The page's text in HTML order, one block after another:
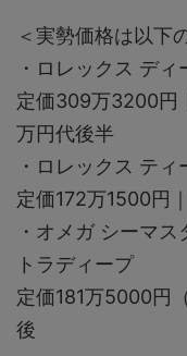
＜実勢価格は以下
・ロレックス デ
定価309万3200円
万円代後半
・ロレックス ティ
定価172万1500円
・オメガ シーマ
トラディープ
定価181万5000円
後